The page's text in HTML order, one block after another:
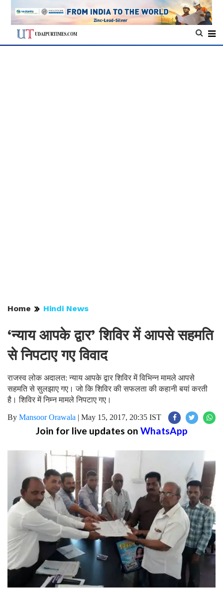
Home Hindi News
‘न्याय आपके द्वार’ शिविर में आपसे सहमति
से निपटाए गए विवाद
राजस्व लोक अदालत: न्याय आपके द्वार शिविर में विभिन्न मामले आपसे
सहमति से सुलझाए गए। जो कि शिविर की सफलता की कहानी बयां करती
है। शिविर में निम्न मामले निपटाए गए।
By Mansoor Orawala | May 15, 2017, 20:35 IST
Join for live updates on WhatsApp